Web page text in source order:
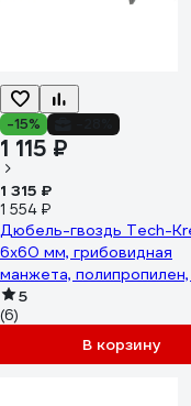
-15%
1 115 ₽
1 315 ₽
1 554 ₽
Дюбель-гвоздь Tech-
6x60 мм, грибовидная
манжета,
шт. 154276
5
(6)
В корзину